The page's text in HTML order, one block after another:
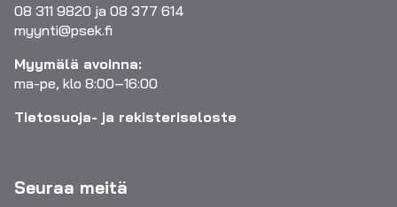
08 311 9820 ja 08 377 614
myynti@psek.fi
Myymälä avoinna:
ma-pe, klo 8:00–16:00
Tietosuoja- ja rekisteriseloste
Seuraa meitä